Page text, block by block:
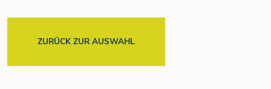
ZURÜCK ZUR AUSWAHL